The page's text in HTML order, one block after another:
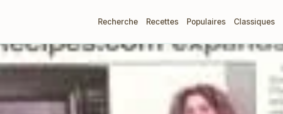
Recherche Recettes Populaires Classiques